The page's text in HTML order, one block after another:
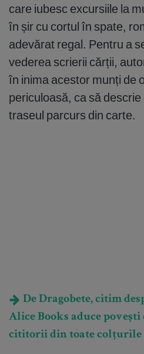
care iubesc excursiile la
în șir cu cortul în spate,
adevărat regal. Pentru a
vederea scrierii cărții,
în inima acestor munți de
periculoasă, ca să
traseul parcurs din carte.
De Dragobete, citim
Alice Books aduce
cititorii din toate